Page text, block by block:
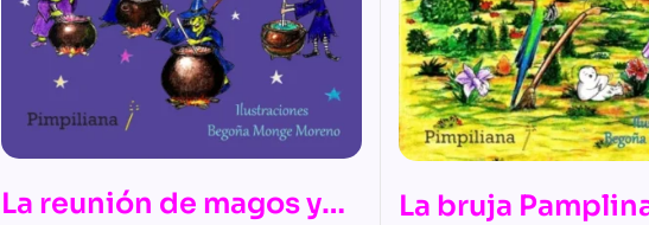
La reunión de magos y
La bruja